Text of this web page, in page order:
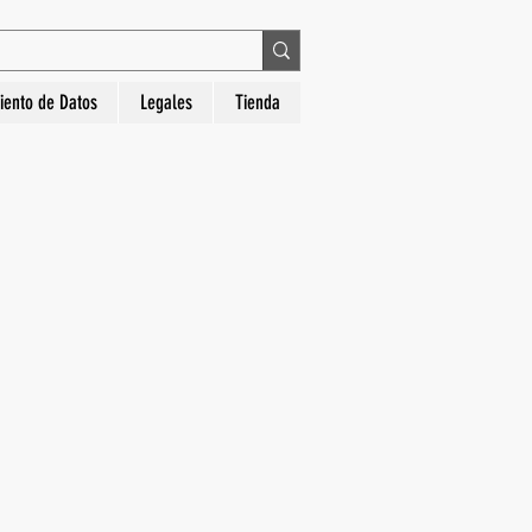
La Hora Relojería. Compra segura, diseños
de Datos Legales Tienda